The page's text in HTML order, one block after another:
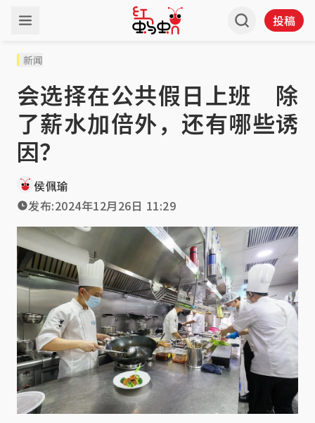
投稿
新闻
会选择在公共假日上班 除
了薪水加倍外，还有哪些诱
因？
侯佩瑜
发布:2024年12月26日 11:29